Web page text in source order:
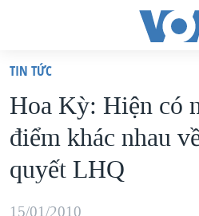
truy
cập
Tới
nội
dung
chính
VIỆT NAM
HOA KỲ
BIỂN ĐÔNG
THẾ GIỚI
TIN TỨC
Hoa Kỳ: Hiện có
điểm khác nhau
quyết LHQ
15/01/2010